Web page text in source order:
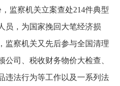
监察机关立案查处214件典型
员，为国家挽回大笔经济损
监察机关又先后参与全国清理
公司、税收财务物价大检查、
违法行为等工作以及一系列法